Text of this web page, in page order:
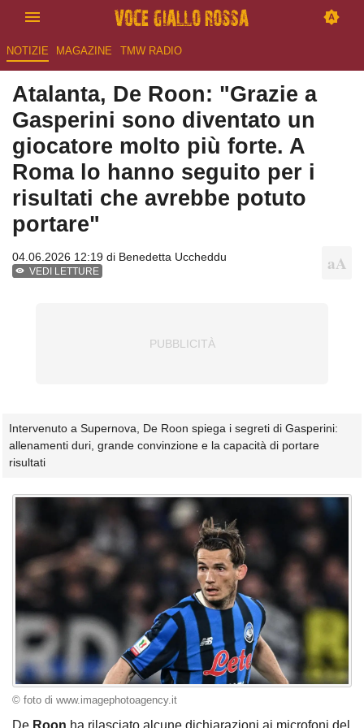
NOTIZIE MAGAZINE TMW RADIO
Atalanta, De Roon: "Grazie a
Gasperini sono diventato un
giocatore molto più forte. A
Roma lo hanno seguito per i
risultati che avrebbe potuto
portare"
04.06.2026 12:19 di Benedetta Uccheddu
VEDI LETTURE
Intervenuto a Supernova, De Roon spiega i segreti di Gasperini:
allenamenti duri, grande convinzione e la capacità di portare
risultati
© foto di www.imagephotoagency.it